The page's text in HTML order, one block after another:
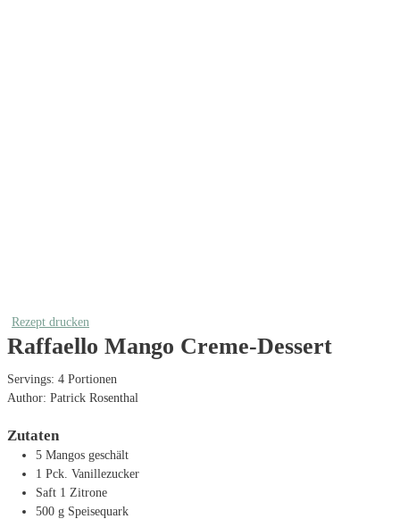
Rezept drucken
Raffaello Mango Creme-Dessert
Servings: 4 Portionen
Author: Patrick Rosenthal
Zutaten
5 Mangos geschält
1 Pck. Vanillezucker
Saft 1 Zitrone
500 g Speisequark